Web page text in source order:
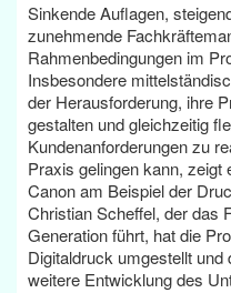
Sinkende Auflagen,
zunehmende
Rahmenbedingungen im
Insbesondere
der Herausforderung, ihre
gestalten und gleichzeitig
Kundenanforderungen zu
Praxis gelingen kann, zeigt
Canon am Beispiel der
Christian Scheffel, der das
Generation führt, hat die
Digitaldruck umgestellt
weitere Entwicklung des